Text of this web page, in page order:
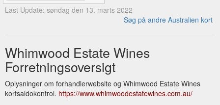
Last Update: søndag den 13. marts 2022
Søg på andre Australien kort
Whimwood Estate Wines
Forretningsoversigt
Oplysninger om forhandlerwebsite og Whimwood Estate Wines
kortsaldokontrol. https://www.whimwoodestatewines.com.au/